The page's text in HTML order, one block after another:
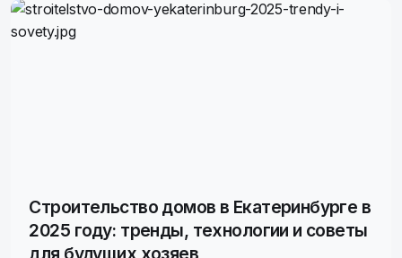
Строительство домов в Екатеринбурге в
2025 году: тренды, технологии и советы
для будущих хозяев